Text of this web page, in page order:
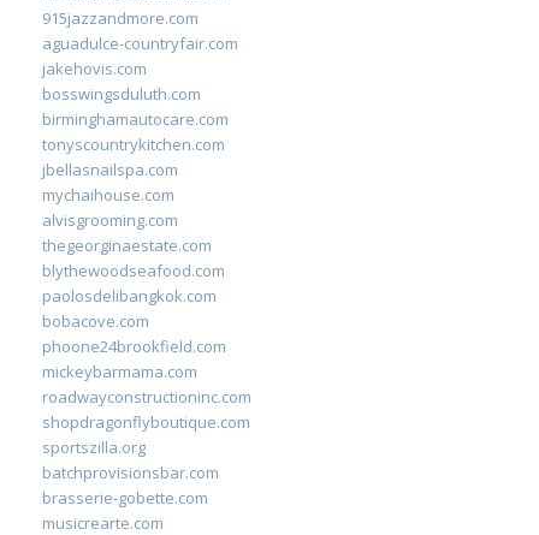
915jazzandmore.com
aguadulce-countryfair.com
jakehovis.com
bosswingsduluth.com
birminghamautocare.com
tonyscountrykitchen.com
jbellasnailspa.com
mychaihouse.com
alvisgrooming.com
thegeorginaestate.com
blythewoodseafood.com
paolosdelibangkok.com
bobacove.com
phoone24brookfield.com
mickeybarmama.com
roadwayconstructioninc.com
shopdragonflyboutique.com
sportszilla.org
batchprovisionsbar.com
brasserie-gobette.com
musicrearte.com